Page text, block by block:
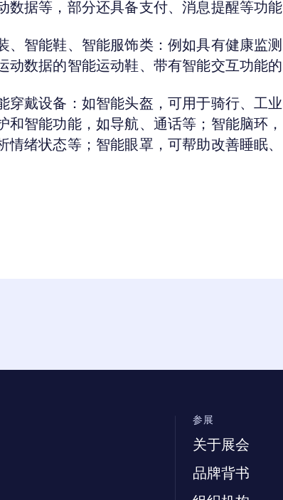
数据等，部分还具备支付、消息提醒等功能
、智能鞋、智能服饰类： 例如具有健康监
动数据的智能运动鞋、带有智能交互功能的
穿戴设备： 如智能头盔，可用于骑行、工
和智能功能，如导航、通话等；智能脑环
情绪状态等；智能眼罩，可帮助改善睡眠、
参展
关于展会
品牌背书